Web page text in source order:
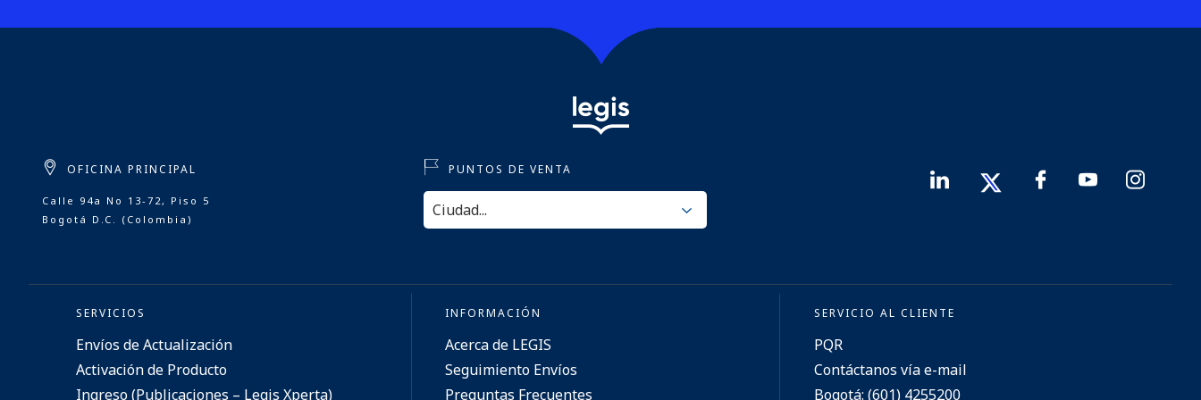
OFICINA PRINCIPAL
Calle 94a No 13-72, Piso 5
Bogotá D.C. (Colombia)
PUNTOS DE VENTA
SERVICIOS
Envíos de Actualización
Activación de Producto
Ingreso (Publicaciones – Legis Xperta)
INFORMACIÓN
Acerca de LEGIS
Seguimiento Envíos
Preguntas Frecuentes
SERVICIO AL CLIENTE
PQR
Contáctanos vía e-mail
Bogotá: (601) 4255200